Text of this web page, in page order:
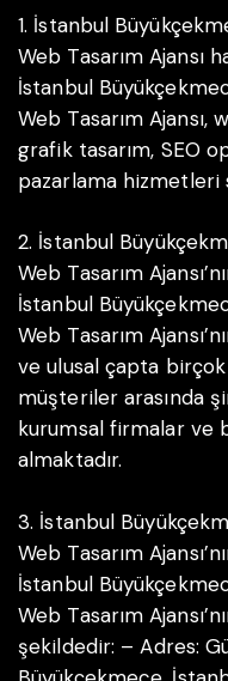
1. İstanbul
Web Tasarım Ajansı
İstanbul
Web Tasarım
grafik tasarım, SEO
pazarlama hizmetleri
2. İstanbul
Web Tasarım
İstanbul
Web Tasarım
ve ulusal çapta
müşteriler arasında
kurumsal firmalar ve
almaktadır.
3. İstanbul
Web Tasarım
İstanbul
Web Tasarım
şekildedir: – Adres: